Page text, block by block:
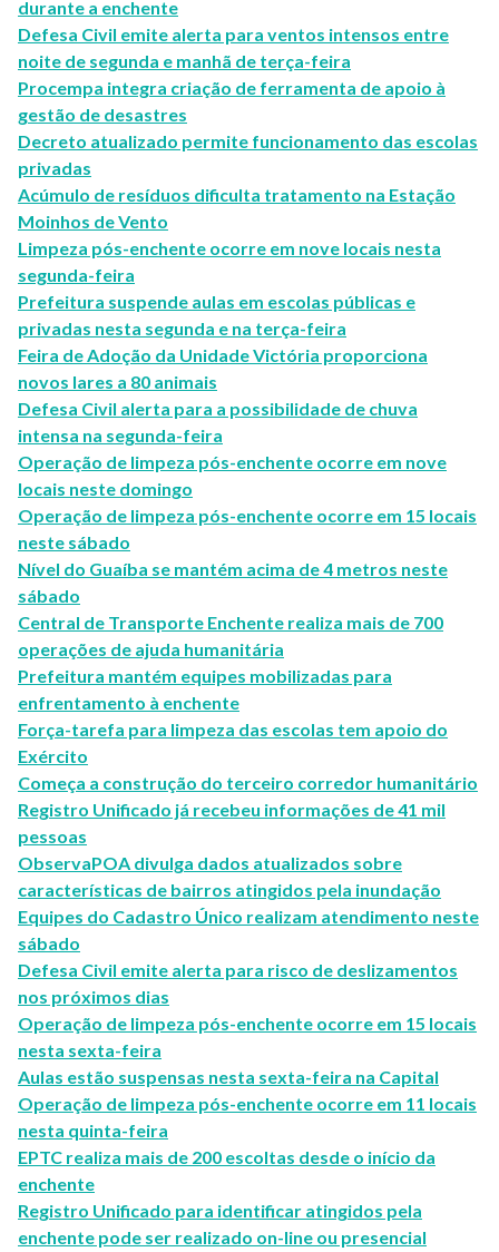
durante a enchente
Defesa Civil emite alerta para ventos intensos entre
noite de segunda e manhã de terça-feira
Procempa integra criação de ferramenta de apoio à
gestão de desastres
Decreto atualizado permite funcionamento das escolas
privadas
Acúmulo de resíduos dificulta tratamento na Estação
Moinhos de Vento
Limpeza pós-enchente ocorre em nove locais nesta
segunda-feira
Prefeitura suspende aulas em escolas públicas e
privadas nesta segunda e na terça-feira
Feira de Adoção da Unidade Victória proporciona
novos lares a 80 animais
Defesa Civil alerta para a possibilidade de chuva
intensa na segunda-feira
Operação de limpeza pós-enchente ocorre em nove
locais neste domingo
Operação de limpeza pós-enchente ocorre em 15 locais
neste sábado
Nível do Guaíba se mantém acima de 4 metros neste
sábado
Central de Transporte Enchente realiza mais de 700
operações de ajuda humanitária
Prefeitura mantém equipes mobilizadas para
enfrentamento à enchente
Força-tarefa para limpeza das escolas tem apoio do
Exército
Começa a construção do terceiro corredor humanitário
Registro Unificado já recebeu informações de 41 mil
pessoas
ObservaPOA divulga dados atualizados sobre
características de bairros atingidos pela inundação
Equipes do Cadastro Único realizam atendimento neste
sábado
Defesa Civil emite alerta para risco de deslizamentos
nos próximos dias
Operação de limpeza pós-enchente ocorre em 15 locais
nesta sexta-feira
Aulas estão suspensas nesta sexta-feira na Capital
Operação de limpeza pós-enchente ocorre em 11 locais
nesta quinta-feira
EPTC realiza mais de 200 escoltas desde o início da
enchente
Registro Unificado para identificar atingidos pela
enchente pode ser realizado on-line ou presencial